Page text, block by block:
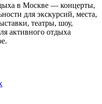
в Москве — концерты,
для экскурсий, места,
театры, шоу,
активного отдыха